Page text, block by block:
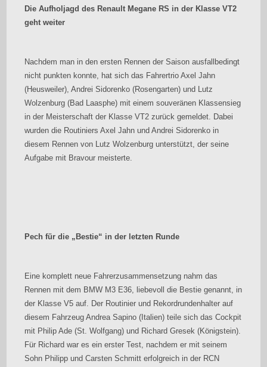
Die Aufholjagd des Renault Megane RS in der Klasse VT2
geht weiter
Nachdem man in den ersten Rennen der Saison ausfallbedingt
nicht punkten konnte, hat sich das Fahrertrio Axel Jahn
(Heusweiler), Andrei Sidorenko (Rosengarten) und Lutz
Wolzenburg (Bad Laasphe) mit einem souveränen Klassensieg
in der Meisterschaft der Klasse VT2 zurück gemeldet. Dabei
wurden die Routiniers Axel Jahn und Andrei Sidorenko in
diesem Rennen von Lutz Wolzenburg unterstützt, der seine
Aufgabe mit Bravour meisterte.
Pech für die „Bestie“ in der letzten Runde
Eine komplett neue Fahrerzusammensetzung nahm das
Rennen mit dem BMW M3 E36, liebevoll die Bestie genannt, in
der Klasse V5 auf. Der Routinier und Rekordrundenhalter auf
diesem Fahrzeug Andrea Sapino (Italien) teile sich das Cockpit
mit Philip Ade (St. Wolfgang) und Richard Gresek (Königstein).
Für Richard war es ein erster Test, nachdem er mit seinem
Sohn Philipp und Carsten Schmitt erfolgreich in der RCN